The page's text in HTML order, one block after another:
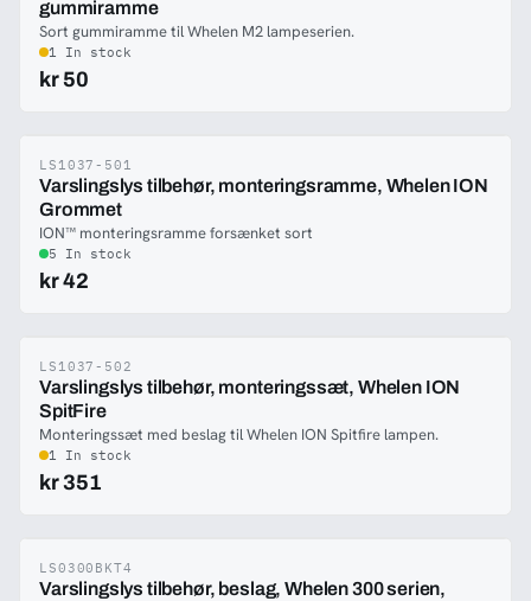
gummiramme
Sort gummiramme til Whelen M2 lampeserien.
1 In stock
kr 50
-47%
LS1037-501
Varslingslys tilbehør, monteringsramme, Whelen ION
Grommet
ION™ monteringsramme forsænket sort
5 In stock
kr 42
-47%
LS1037-502
Varslingslys tilbehør, monteringssæt, Whelen ION
SpitFire
Monteringssæt med beslag til Whelen ION Spitfire lampen.
1 In stock
kr 351
-47%
LS0300BKT4
Varslingslys tilbehør, beslag, Whelen 300 serien,